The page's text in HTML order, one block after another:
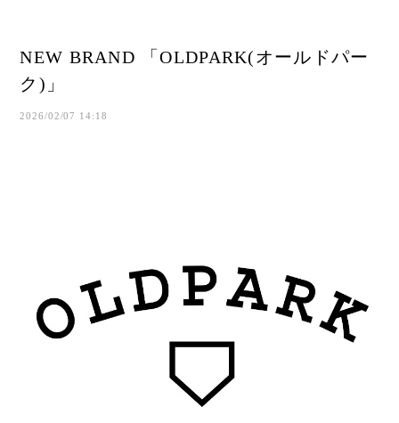
NEW BRAND 「OLDPARK(オールドパー
ク)」
2026/02/07 14:18